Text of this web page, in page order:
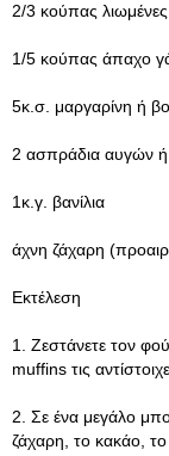
2/3 κούπας
1/5 κούπας άπαχο
5κ.σ. μαργαρίνη ή
2 ασπράδια αυγών
1κ.γ. βανίλια
άχνη ζάχαρη
Εκτέλεση
1. Ζεστάνετε τον
muffins τις
2. Σε ένα μεγάλο
ζάχαρη, το κακάο,